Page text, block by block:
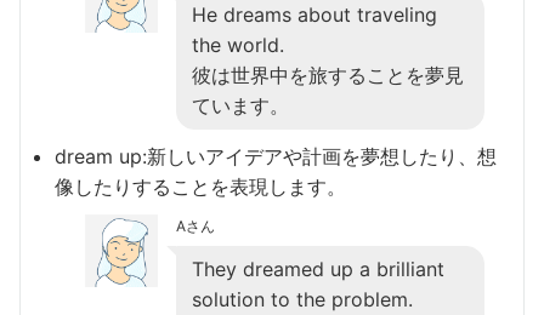
He dreams about traveling
the world.
彼は世界中を旅することを夢見
ています。
dream up:新しいアイデアや計画を夢想したり、想
像したりすることを表現します。
Aさん
They dreamed up a brilliant
solution to the problem.